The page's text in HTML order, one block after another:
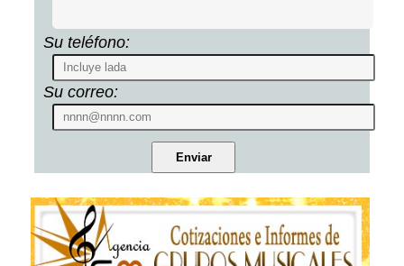
Su teléfono:
Su correo: